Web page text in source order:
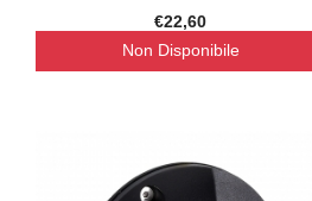
€22,60
Non Disponibile